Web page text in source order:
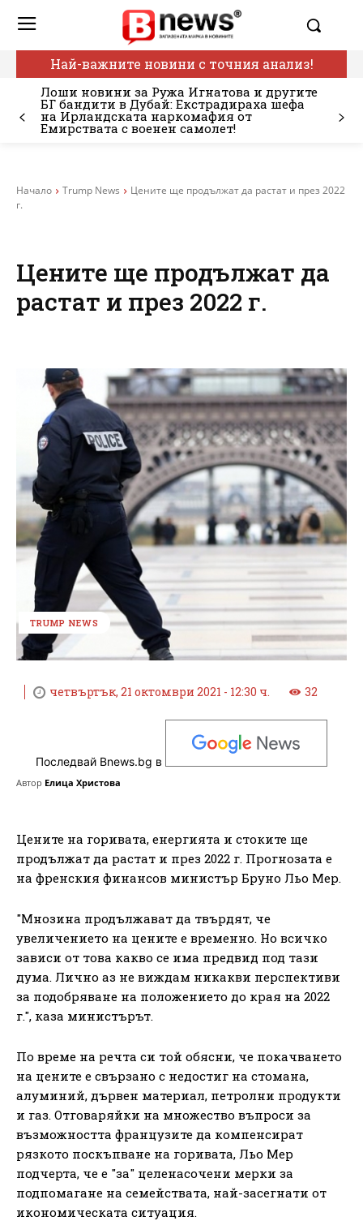
Най-важните новини с точния анализ!
Лоши новини за Ружа Игнатова и другите
БГ бандити в Дубай: Екстрадираха шефа
на Ирландската наркомафия от
Емирствата с военен самолет!
Начало Trump News
Цените ще продължат да растат и през 2022
г.
Цените ще продължат да
растат и през 2022 г.
TRUMP NEWS
четвъртък, 21 октомври 2021 - 12:30 ч. 32
Последвай Bnews.bg в
Автор Елица Христова
Цените на горивата, енергията и стоките ще
продължат да растат и през 2022 г. Прогнозата е
на френския финансов министър Бруно Льо Мер.
"Мнозина продължават да твърдят, че
увеличението на цените е временно. Но всичко
зависи от това какво се има предвид под тази
дума. Лично аз не виждам никакви перспективи
за подобряване на положението до края на 2022
г.", каза министърът.
По време на речта си той обясни, че покачването
на цените е свързано с недостиг на стомана,
алуминий, дървен материал, петролни продукти
и газ. Отговаряйки на множество въпроси за
възможността французите да компенсират
рязкото поскъпване на горивата, Льо Мер
подчерта, че е "за" целенасочени мерки за
подпомагане на семействата, най-засегнати от
икономическата ситуация.